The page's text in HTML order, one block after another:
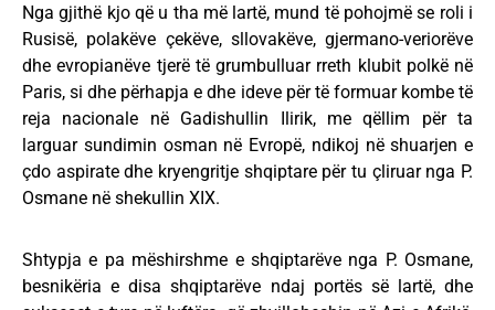
Nga gjithë kjo që u tha më lartë, mund të pohojmë se roli i
Rusisë, polakëve çekëve, sllovakëve, gjermano-veriorëve
dhe evropianëve tjerë të grumbulluar rreth klubit polkë në
Paris, si dhe përhapja e dhe ideve për të formuar kombe të
reja nacionale në Gadishullin Ilirik, me qëllim për ta
larguar sundimin osman në Evropë, ndikoj në shuarjen e
çdo aspirate dhe kryengritje shqiptare për tu çliruar nga P.
Osmane në shekullin XIX.
Shtypja e pa mëshirshme e shqiptarëve nga P. Osmane,
besnikëria e disa shqiptarëve ndaj portës së lartë, dhe